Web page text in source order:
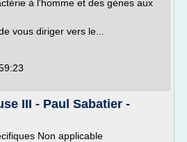
à l'homme et des gènes aux
vous diriger vers le...
III - Paul Sabatier -
Non applicable